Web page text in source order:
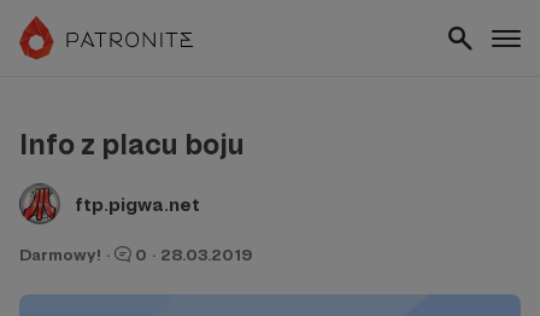
Info z placu boju
ftp.pigwa.net
Darmowy! · 0 · 28.03.2019